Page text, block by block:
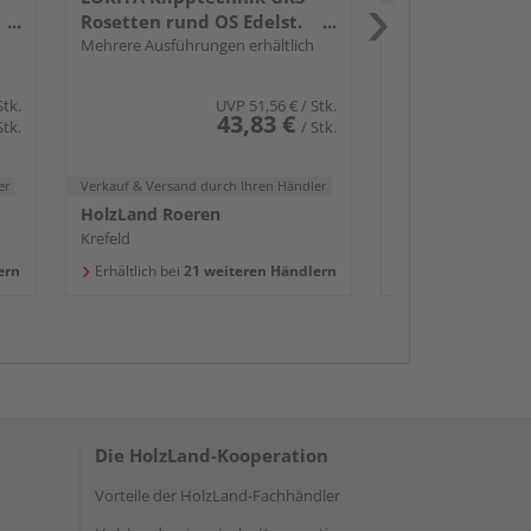
Rosetten rund OS Edelst.
ma.
Mehrere Ausführungen erhältlich
UVP 51,56 €/ Stk.
43,83 € / Stk.
Verkauf & Versand durch Ihren Händler
HolzLand Roeren
Krefeld
Erhältlich bei 21 weiteren Händlern
Die HolzLand-Kooperation
Vorteile der HolzLand-Fachhändler